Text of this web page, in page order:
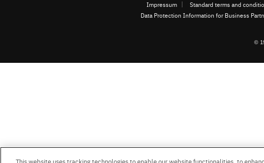
Impressum
Standard terms and
Data Protection Information for Business
©
This website uses tracking technologies to enable our website functionalities, to